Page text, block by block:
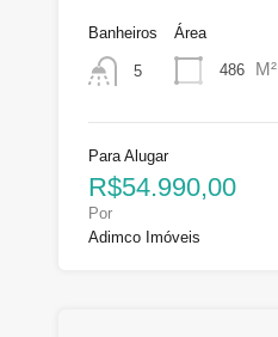
Banheiros
5
Área
486 M²
Para Alugar
R$54.990,00
Por
Adimco Imóveis